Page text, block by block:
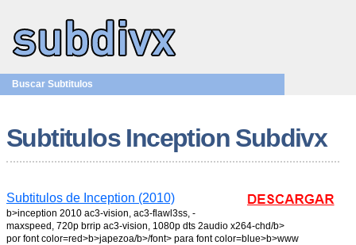
Buscar Subtitulos
Subtitulos Inception Subdivx
Subtitulos de Inception (2010)
b>inception 2010 ac3-vision, ac3-flawl3ss, -
maxspeed, 720p brrip ac3-vision, 1080p dts 2audio x264-chd/b>
por font color=red>b>japezoa/b>/font> para font color=blue>b>www